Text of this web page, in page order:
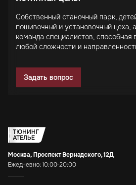
Собственный станочный парк,
пошивочный и установочный цеха,
команда специалистов, способная
любой сложности и
Задать вопрос
ТЮНИНГ
АТЕЛЬЕ
Москва, Проспект Вернадского, 12Д
Ежедневно: 10:00-20:00